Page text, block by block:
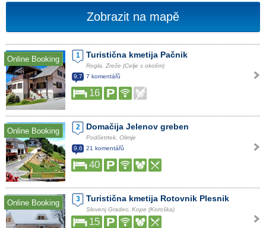
Zobrazit na mapě
Online Booking 1 Turistična kmetija Pačnik
Rogla, Zreče (Celje s okolím)
9.7
7 komentářů
16
Online Booking 2 Domačija Jelenov greben
Podčetrtek, Olimje
9.6
21 komentářů
40
Online Booking 3 Turistična kmetija Rotovnik Plesnik
Slovenj Gradec, Kope (Koroška)
15